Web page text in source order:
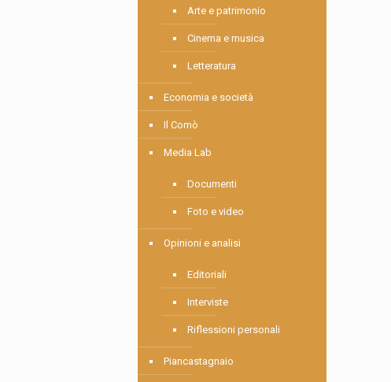
Arte e patrimonio
Cinema e musica
Letteratura
Economia e società
Il Comò
Media Lab
Documenti
Foto e video
Opinioni e analisi
Editoriali
Interviste
Riflessioni personali
Piancastagnaio